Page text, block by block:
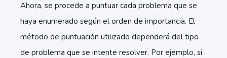
Ahora, se procede a puntuar cada problema que se
haya enumerado según el orden de importancia. El
método de puntuación utilizado dependerá del tipo
de problema que se intente resolver. Por ejemplo, si